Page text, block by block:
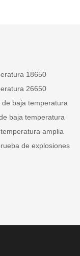
18650
26650
de baja temperatura
baja temperatura
amplia
de explosiones